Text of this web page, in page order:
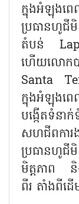
ក្នុងអំឡុ
ប្រធានហូជីមិ
តំបន់ Lapa
ហើយលោកប
Santa
ក្នុងអំឡុង
បង្កើតទំនា
សហជីពការ
ប្រធានហូជី
មិត្តភាព និ
ពីរ តាំងពីដ